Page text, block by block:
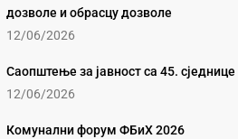
дозволе и обрасцу дозволе
12/06/2026
Саопштење за јавност са 45. сједнице
12/06/2026
Комунални форум ФБиХ 2026